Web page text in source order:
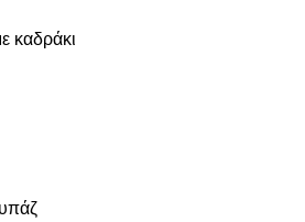
καδράκι